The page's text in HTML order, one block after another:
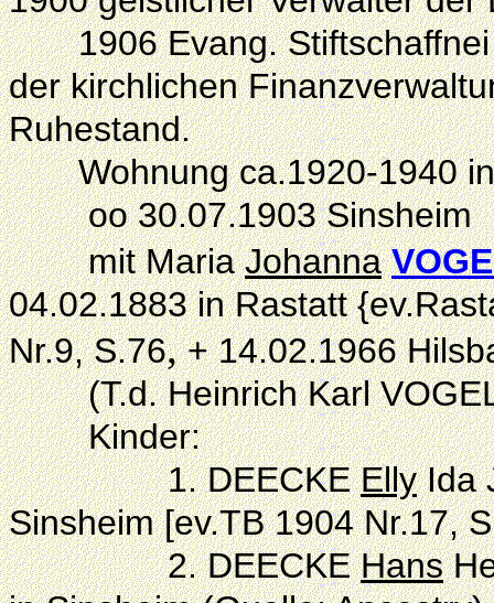
1906 Evang. Stiftschaffnei
der kirchlichen
Ruhestand.
Wohnung ca.1920-1940 in
oo 30.07.1903 Sinsheim
mit MariaJohanna
04.02.1883 in Rastatt
Nr.9, S.76,+ 14.02.1966
(T.d. Heinrich Karl VOGEL,
Kinder:
1. DEECKEEllyIda
Sinsheim [ev.TB 1904 Nr.17,
2. DEECKEHans